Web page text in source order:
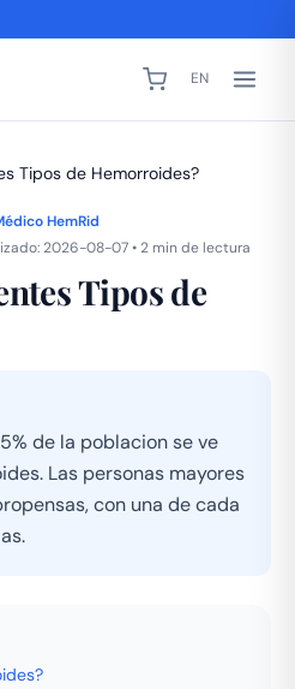
EN
Tipos de Hemorroides?
HemRid
2026-08-07 • 2 min de lectura
Tipos de
de la poblacion se ve
Las personas mayores
con una de cada